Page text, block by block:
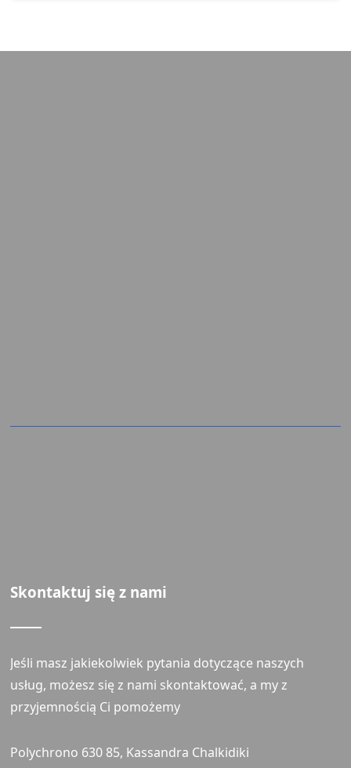
Skontaktuj się z nami
Jeśli masz jakiekolwiek pytania dotyczące naszych
usług, możesz się z nami skontaktować, a my z
przyjemnością Ci pomożemy
Polychrono 630 85, Kassandra Chalkidiki